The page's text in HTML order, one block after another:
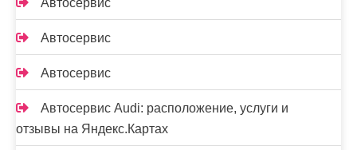
Автосервис
Автосервис
Автосервис
Автосервис Audi: расположение, услуги и
отзывы на Яндекс.Картах